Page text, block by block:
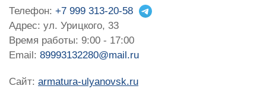
Телефон: +7 999 313-20-58
Адрес: ул. Урицкого, 33
Время работы: 9:00 - 17:00
Email: 89993132280@mail.ru
Сайт: armatura-ulyanovsk.ru